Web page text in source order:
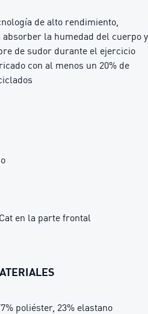
de alto rendimiento,
absorber la humedad del cuerpo y
de sudor durante el ejercicio
con al menos un 20% de
en la parte frontal
poliéster, 23% elastano